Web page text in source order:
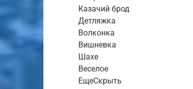
Казачий брод
Детляжка
Волконка
Вишневка
Шахе
Веселое
ЕщеСкрыть